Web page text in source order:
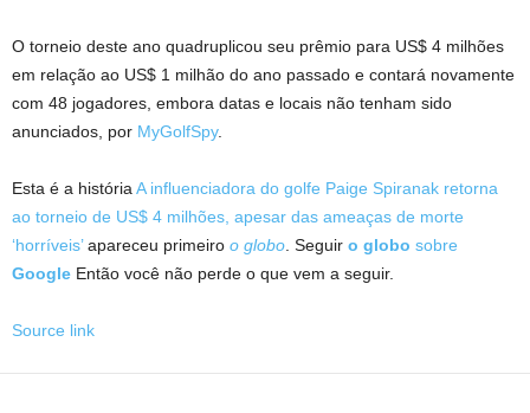
O torneio deste ano quadruplicou seu prêmio para US$ 4 milhões
em relação ao US$ 1 milhão do ano passado e contará novamente
com 48 jogadores, embora datas e locais não tenham sido
anunciados, por MyGolfSpy.
Esta é a história A influenciadora do golfe Paige Spiranak retorna
ao torneio de US$ 4 milhões, apesar das ameaças de morte
‘horríveis’apareceu primeiro o globo . Seguir o globo sobre
Google Então você não perde o que vem a seguir.
Source link